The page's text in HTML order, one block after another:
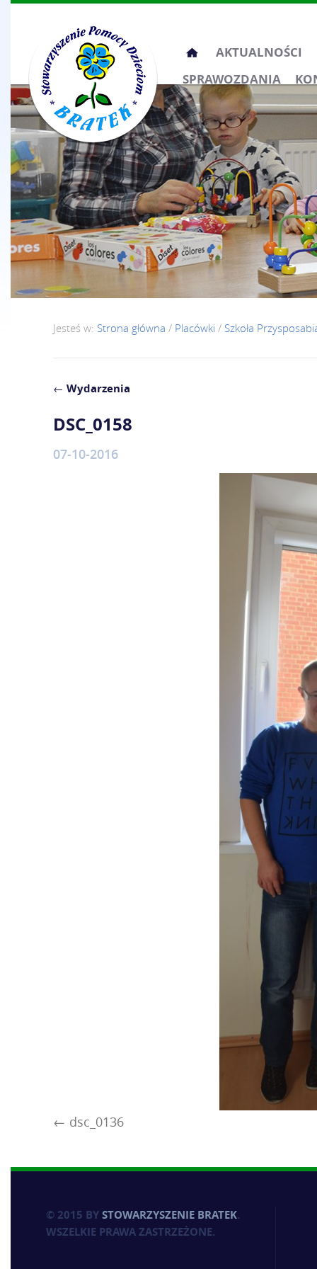
Przeskocz
do
treści
AKTUALNOŚCI
SPRAWOZDANIA
Jesteś w: Strona główna / Placówki / Szkoła
← Wydarzenia
DSC_0158
07-10-2016
dsc_0136
© 2015 BYSTOWARZYSZENIE BRATEK.
WSZELKIE PRAWA ZASTRZEŻONE.